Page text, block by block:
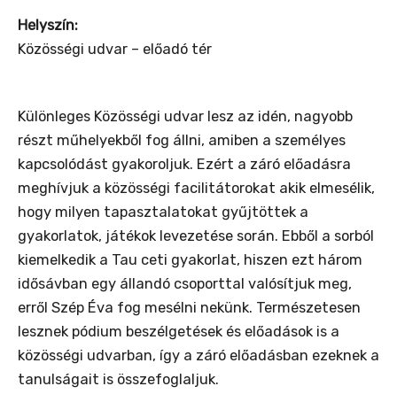
Helyszín:
Közösségi udvar – előadó tér
Különleges Közösségi udvar lesz az idén, nagyobb
részt műhelyekből fog állni, amiben a személyes
kapcsolódást gyakoroljuk. Ezért a záró előadásra
meghívjuk a közösségi facilitátorokat akik elmesélik,
hogy milyen tapasztalatokat gyűjtöttek a
gyakorlatok, játékok levezetése során. Ebből a sorból
kiemelkedik a Tau ceti gyakorlat, hiszen ezt három
idősávban egy állandó csoporttal valósítjuk meg,
erről Szép Éva fog mesélni nekünk. Természetesen
lesznek pódium beszélgetések és előadások is a
közösségi udvarban, így a záró előadásban ezeknek a
tanulságait is összefoglaljuk.